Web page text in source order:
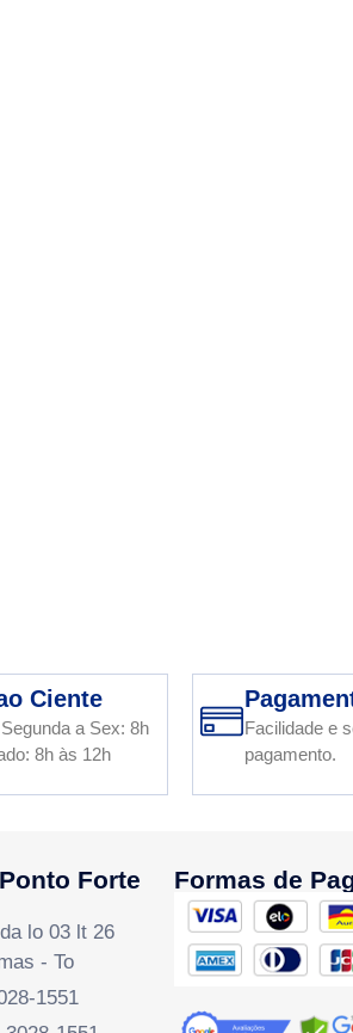
Ciente
a Sex: 8h
8h às 12h
Facilidade e
pagamento.
Forte
lo 03 lt 26
- To
1551
Formas de